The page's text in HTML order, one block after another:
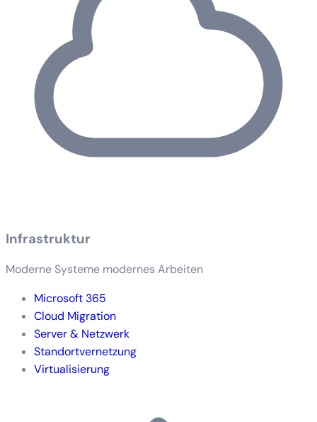
Infrastruktur
Moderne Systeme modernes Arbeiten
Microsoft 365
Cloud Migration
Server & Netzwerk
Standortvernetzung
Virtualisierung